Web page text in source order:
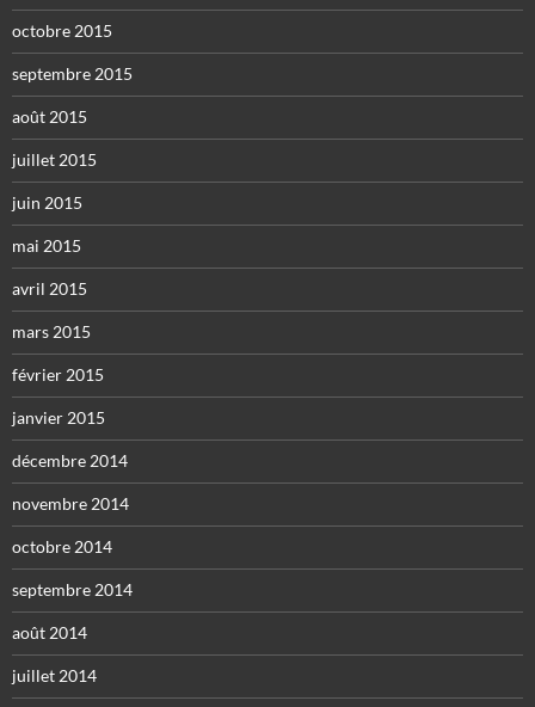
octobre 2015
septembre 2015
août 2015
juillet 2015
juin 2015
mai 2015
avril 2015
mars 2015
février 2015
janvier 2015
décembre 2014
novembre 2014
octobre 2014
septembre 2014
août 2014
juillet 2014